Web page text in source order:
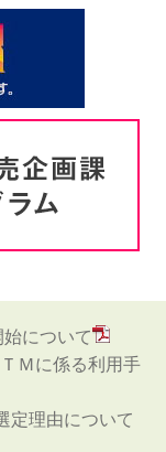
始について
Ｍに係る利用手
定理由について